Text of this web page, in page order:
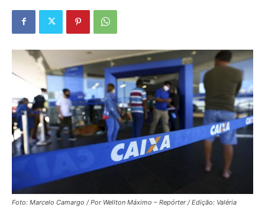
Foto: Marcelo Camargo / Por Wellton Máximo – Repórter / Edição: Valéria